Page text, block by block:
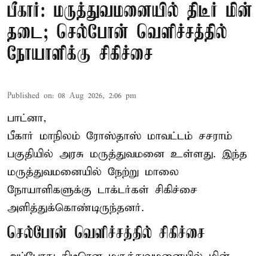
பீகார்: மருத்துவமனையில் திடீர் மின்
தடை; செல்போன் வெளிச்சத்தில்
நோயாளிக்கு சிகிச்சை
Published on: 08 Aug 2026, 2:06 pm
பாட்னா,
பீகார் மாநிலம் ரோஸ்தாஸ் மாவட்டம் சசராம்
பகுதியில் அரசு மருத்துவமனை உள்ளது. இந்த
மருத்துவமனையில் நேற்று மாலை
நோயாளிகளுக்கு டாக்டர்கள் சிகிச்சை
அளித்துக்கொண்டிருந்தனர்.
செல்போன் வெளிச்சத்தில் சிகிச்சை